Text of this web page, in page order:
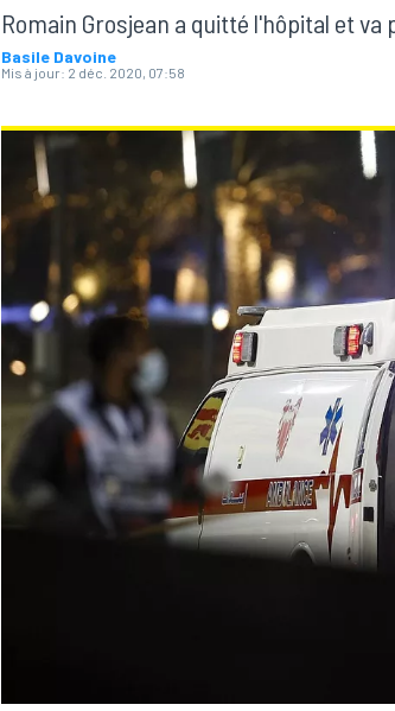
MOTOGP
Romain Grosjean a quitté l'hôpital et
Basile Davoine
Mis à jour: 2 déc. 2020, 07:58